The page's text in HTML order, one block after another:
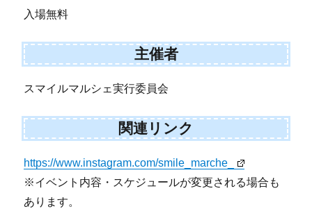
入場無料
主催者
スマイルマルシェ実行委員会
関連リンク
https://www.instagram.com/smile_marche_
※イベント内容・スケジュールが変更される場合も
あります。